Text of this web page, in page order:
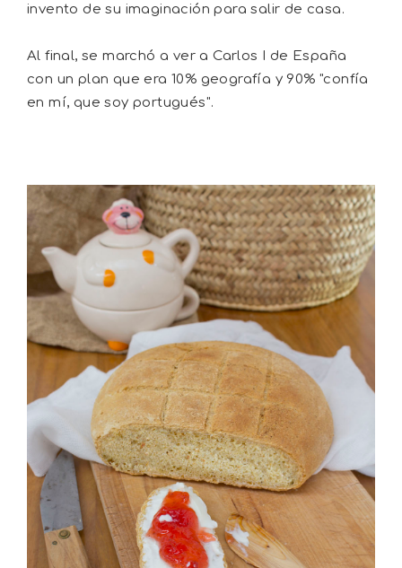
invento de su imaginación para salir de casa.
Al final, se marchó a ver a Carlos I de España
con un plan que era 10% geografía y 90% "confía
en mí, que soy portugués".